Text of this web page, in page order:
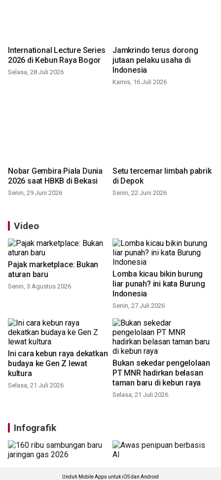
International Lecture Series
2026 di Kebun Raya Bogor
Selasa, 28 Juli 2026
Jamkrindo terus dorong
jutaan pelaku usaha di
Indonesia
Kamis, 16 Juli 2026
Nobar Gembira Piala Dunia
2026 saat HBKB di Bekasi
Senin, 29 Juni 2026
Setu tercemar limbah pabrik
di Depok
Senin, 22 Juni 2026
Video
aturan baru
Senin, 3 Agustus 2026
liar punah? ini kata Burung
Indonesia
Senin, 27 Juli 2026
Ini cara kebun raya dekatkan
budaya ke Gen Z lewat
kultura
PT MNR hadirkan belasan
taman baru di kebun raya